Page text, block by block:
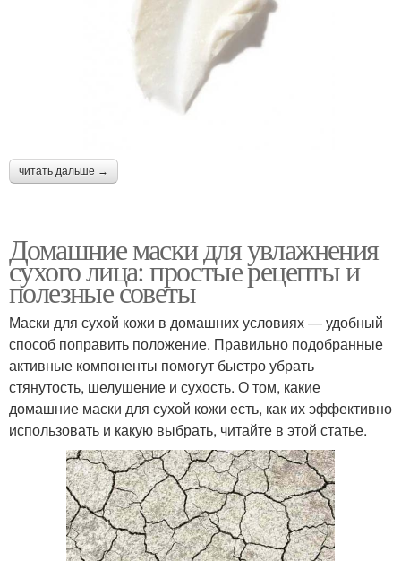
читать дальше →
Домашние маски для увлажнения
сухого лица: простые рецепты и
полезные советы
Маски для сухой кожи в домашних условиях — удобный
способ поправить положение. Правильно подобранные
активные компоненты помогут быстро убрать
стянутость, шелушение и сухость. О том, какие
домашние маски для сухой кожи есть, как их эффективно
использовать и какую выбрать, читайте в этой статье.